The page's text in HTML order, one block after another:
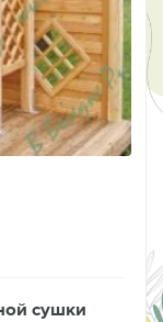
сушки